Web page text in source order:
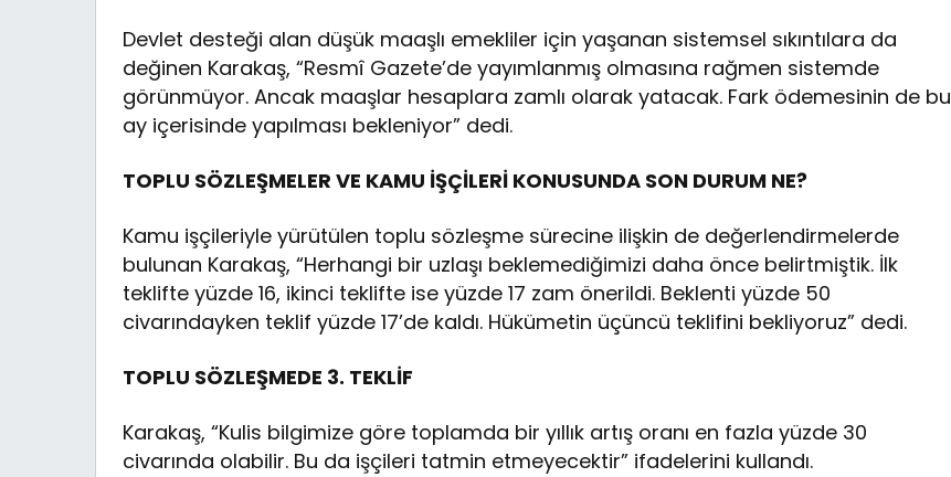
Devlet desteği alan düşük maaşlı emekliler için yaşanan sistemsel sıkıntılara da
değinen Karakaş, “Resmî Gazete’de yayımlanmış olmasına rağmen sistemde
görünmüyor. Ancak maaşlar hesaplara zamlı olarak yatacak. Fark ödemesinin de bu
ay içerisinde yapılması bekleniyor” dedi.
TOPLU SÖZLEŞMELER VE KAMU İŞÇİLERİ KONUSUNDA SON DURUM NE?
Kamu işçileriyle yürütülen toplu sözleşme sürecine ilişkin de değerlendirmelerde
bulunan Karakaş, “Herhangi bir uzlaşı beklemediğimizi daha önce belirtmiştik. İlk
teklifte yüzde 16, ikinci teklifte ise yüzde 17 zam önerildi. Beklenti yüzde 50
civarındayken teklif yüzde 17’de kaldı. Hükümetin üçüncü teklifini bekliyoruz” dedi.
TOPLU SÖZLEŞMEDE 3. TEKLİF
Karakaş, “Kulis bilgimize göre toplamda bir yıllık artış oranı en fazla yüzde 30
civarında olabilir. Bu da işçileri tatmin etmeyecektir” ifadelerini kullandı.